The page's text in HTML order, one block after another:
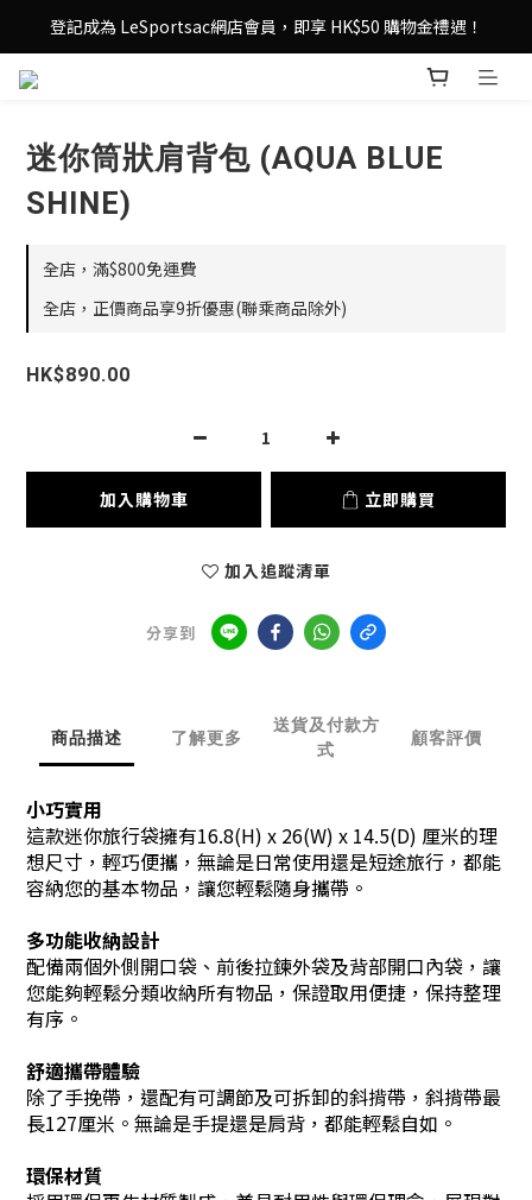
登記成為 LeSportsac網店會員，即享 HK$50 購物金禮遇！
登記成為 LeSportsac網店會員，即享 HK$50 購物金禮遇！
滿 $800尊享港澳免費送貨，購物從此更輕鬆自在！
迷你筒狀肩背包 (AQUA BLUE
SHINE)
全店，滿$800免運費
全店，正價商品享9折優惠(聯乘商品除外)
HK$890.00
加入購物車 立即購買
加入追蹤清單
分享到
商品描述 了解更多
送貨及付款方
式
顧客評價
小巧實用
這款迷你旅行袋擁有16.8(H) x 26(W) x 14.5(D) 厘米的理
想尺寸，輕巧便攜，無論是日常使用還是短途旅行，都能
容納您的基本物品，讓您輕鬆隨身攜帶。
多功能收納設計
配備兩個外側開口袋、前後拉鍊外袋及背部開口內袋，讓
您能夠輕鬆分類收納所有物品，保證取用便捷，保持整理
有序。
舒適攜帶體驗
除了手挽帶，還配有可調節及可拆卸的斜揹帶， 斜揹帶最
長127厘米 。無論是手提還是肩背，都能輕鬆自如。
環保材質